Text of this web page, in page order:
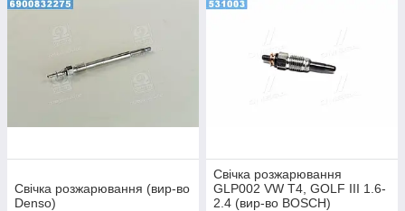
Свічка розжарювання (вир-во
Denso)
Свічка розжарювання
GLP002 VW T4, GOLF III 1.6-
2.4 (вир-во BOSCH)